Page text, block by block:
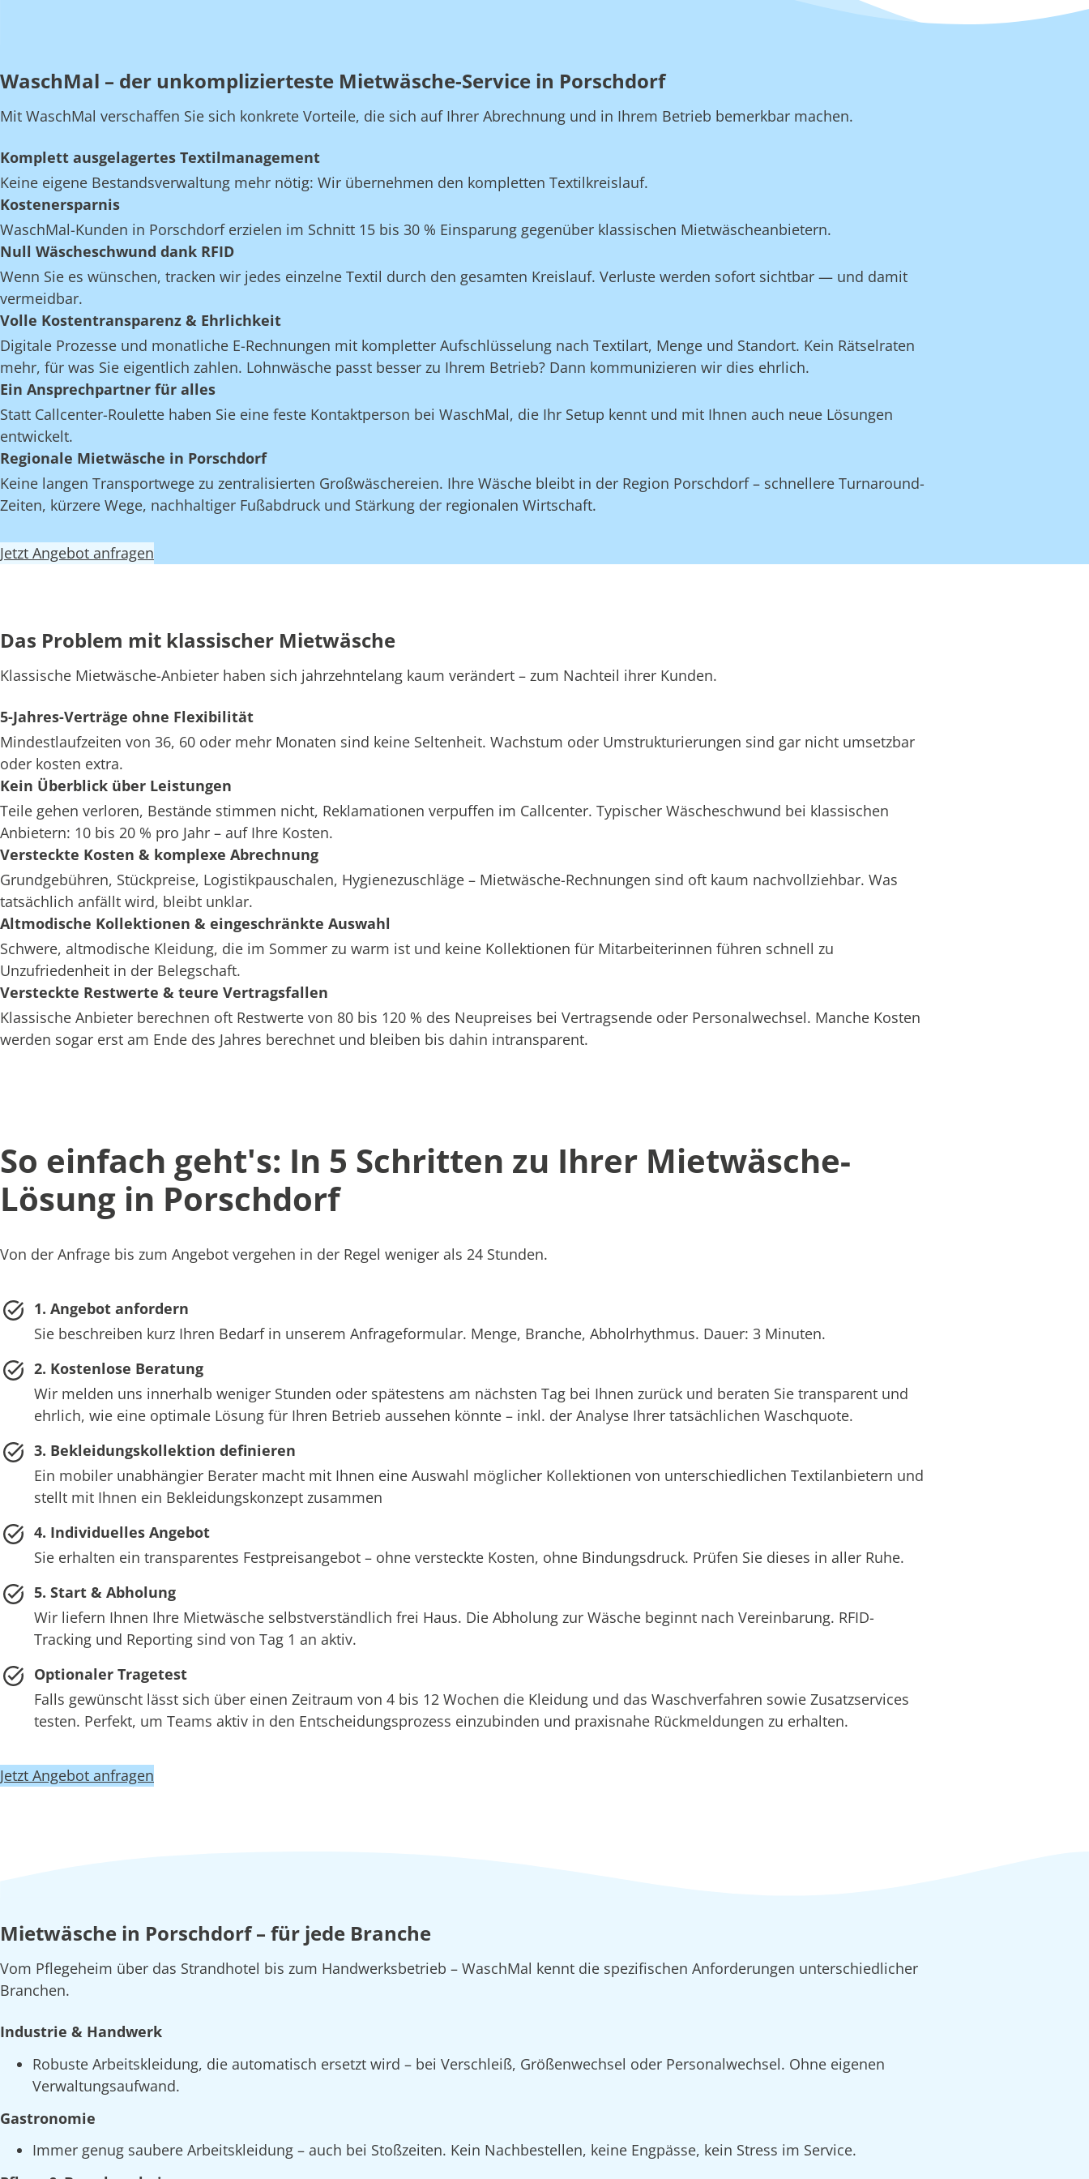
WaschMal – der unkomplizierteste Mietwäsche-Service in Porschdorf
Mit WaschMal verschaffen Sie sich konkrete Vorteile, die sich auf Ihrer Abrechnung und in Ihrem Betrieb bemerkbar machen.
Komplett ausgelagertes Textilmanagement
Keine eigene Bestandsverwaltung mehr nötig: Wir übernehmen den kompletten Textilkreislauf.
Kostenersparnis
WaschMal-Kunden in Porschdorf erzielen im Schnitt 15 bis 30 % Einsparung gegenüber klassischen Mietwäscheanbietern.
Null Wäscheschwund dank RFID
Wenn Sie es wünschen, tracken wir jedes einzelne Textil durch den gesamten Kreislauf. Verluste werden sofort sichtbar — und damit
vermeidbar.
Volle Kostentransparenz & Ehrlichkeit
Digitale Prozesse und monatliche E-Rechnungen mit kompletter Aufschlüsselung nach Textilart, Menge und Standort. Kein Rätselraten
mehr, für was Sie eigentlich zahlen. Lohnwäsche passt besser zu Ihrem Betrieb? Dann kommunizieren wir dies ehrlich.
Ein Ansprechpartner für alles
Statt Callcenter-Roulette haben Sie eine feste Kontaktperson bei WaschMal, die Ihr Setup kennt und mit Ihnen auch neue Lösungen
entwickelt.
Regionale Mietwäsche in Porschdorf
Keine langen Transportwege zu zentralisierten Großwäschereien. Ihre Wäsche bleibt in der Region Porschdorf – schnellere Turnaround-
Zeiten, kürzere Wege, nachhaltiger Fußabdruck und Stärkung der regionalen Wirtschaft.
Jetzt Angebot anfragen
Das Problem mit klassischer Mietwäsche
Klassische Mietwäsche-Anbieter haben sich jahrzehntelang kaum verändert – zum Nachteil ihrer Kunden.
5-Jahres-Verträge ohne Flexibilität
Mindestlaufzeiten von 36, 60 oder mehr Monaten sind keine Seltenheit. Wachstum oder Umstrukturierungen sind gar nicht umsetzbar
oder kosten extra.
Kein Überblick über Leistungen
Teile gehen verloren, Bestände stimmen nicht, Reklamationen verpuffen im Callcenter. Typischer Wäscheschwund bei klassischen
Anbietern: 10 bis 20 % pro Jahr – auf Ihre Kosten.
Versteckte Kosten & komplexe Abrechnung
Grundgebühren, Stückpreise, Logistikpauschalen, Hygienezuschläge – Mietwäsche-Rechnungen sind oft kaum nachvollziehbar. Was
tatsächlich anfällt wird, bleibt unklar.
Altmodische Kollektionen & eingeschränkte Auswahl
Schwere, altmodische Kleidung, die im Sommer zu warm ist und keine Kollektionen für Mitarbeiterinnen führen schnell zu
Unzufriedenheit in der Belegschaft.
Versteckte Restwerte & teure Vertragsfallen
Klassische Anbieter berechnen oft Restwerte von 80 bis 120 % des Neupreises bei Vertragsende oder Personalwechsel. Manche Kosten
werden sogar erst am Ende des Jahres berechnet und bleiben bis dahin intransparent.
So einfach geht's: In 5 Schritten zu Ihrer Mietwäsche-
Lösung in Porschdorf
Von der Anfrage bis zum Angebot vergehen in der Regel weniger als 24 Stunden.
1. Angebot anfordern
Sie beschreiben kurz Ihren Bedarf in unserem Anfrageformular. Menge, Branche, Abholrhythmus. Dauer: 3 Minuten.
2. Kostenlose Beratung
Wir melden uns innerhalb weniger Stunden oder spätestens am nächsten Tag bei Ihnen zurück und beraten Sie transparent und
ehrlich, wie eine optimale Lösung für Ihren Betrieb aussehen könnte – inkl. der Analyse Ihrer tatsächlichen Waschquote.
3. Bekleidungskollektion definieren
Ein mobiler unabhängier Berater macht mit Ihnen eine Auswahl möglicher Kollektionen von unterschiedlichen Textilanbietern und
stellt mit Ihnen ein Bekleidungskonzept zusammen
4. Individuelles Angebot
Sie erhalten ein transparentes Festpreisangebot – ohne versteckte Kosten, ohne Bindungsdruck. Prüfen Sie dieses in aller Ruhe.
5. Start & Abholung
Wir liefern Ihnen Ihre Mietwäsche selbstverständlich frei Haus. Die Abholung zur Wäsche beginnt nach Vereinbarung. RFID-
Tracking und Reporting sind von Tag 1 an aktiv.
Optionaler Tragetest
Falls gewünscht lässt sich über einen Zeitraum von 4 bis 12 Wochen die Kleidung und das Waschverfahren sowie Zusatzservices
testen. Perfekt, um Teams aktiv in den Entscheidungsprozess einzubinden und praxisnahe Rückmeldungen zu erhalten.
Jetzt Angebot anfragen
Mietwäsche in Porschdorf – für jede Branche
Vom Pflegeheim über das Strandhotel bis zum Handwerksbetrieb – WaschMal kennt die spezifischen Anforderungen unterschiedlicher
Branchen.
Industrie & Handwerk
Robuste Arbeitskleidung, die automatisch ersetzt wird – bei Verschleiß, Größenwechsel oder Personalwechsel. Ohne eigenen
Verwaltungsaufwand.
Gastronomie
Immer genug saubere Arbeitskleidung – auch bei Stoßzeiten. Kein Nachbestellen, keine Engpässe, kein Stress im Service.